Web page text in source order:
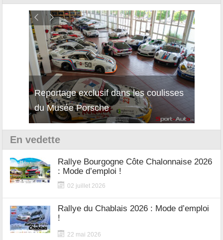
Reportage exclusif dans les coulisses
du Musée Porsche
Découverte de la nouvelle Ferrari
12Cilindri Manuale
En vedette
Rallye Bourgogne Côte Chalonnaise 2026
: Mode d’emploi !
02 juillet 2026
Rallye du Chablais 2026 : Mode d’emploi
!
22 mai 2026